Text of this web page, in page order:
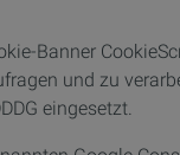
Banner
und zu
eingesetzt.